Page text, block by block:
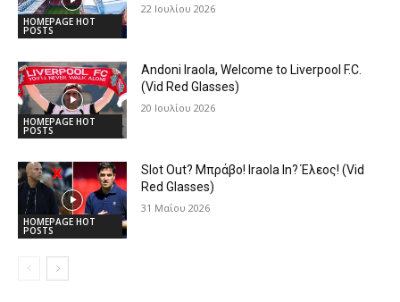
HOMEPAGE HOT
POSTS
22 Ιουλίου 2026
HOMEPAGE HOT
POSTS
Andoni Iraola, Welcome to Liverpool F.C.
(Vid Red Glasses)
20 Ιουλίου 2026
HOMEPAGE HOT
POSTS
Slot Out? Μπράβο! Iraola In? Έλεος! (Vid
Red Glasses)
31 Μαΐου 2026